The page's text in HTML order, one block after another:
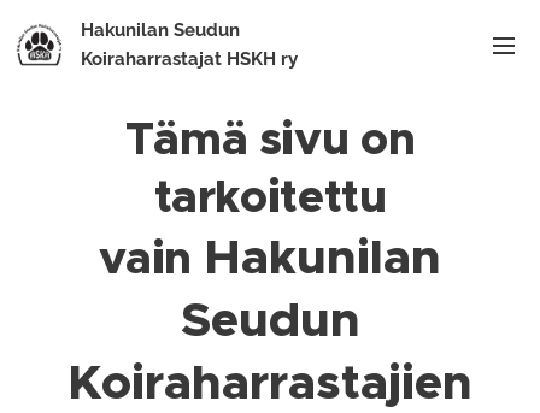
Hakunilan Seudun
Koiraharrastajat HSKH ry
Tämä sivu on
tarkoitettu
vain Hakunilan
Seudun
Koiraharrastajien